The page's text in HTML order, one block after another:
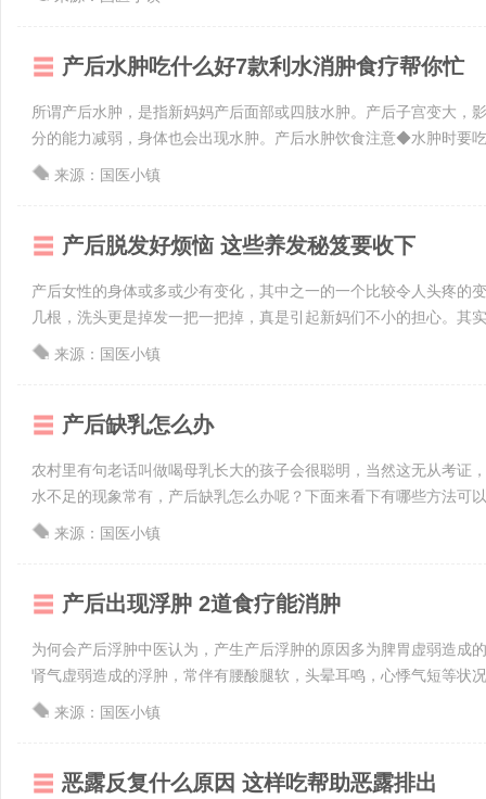
产后水肿吃什么好7款利水消肿食疗帮你忙
所谓产后水肿，是指新妈妈产后面部或四肢水肿。产后子宫变大
分的能力减弱，身体也会出现水肿。产后水肿饮食注意◆水肿时要
来源：国医小镇
产后脱发好烦恼 这些养发秘笈要收下
产后女性的身体或多或少有变化，其中之一的一个比较令人头疼的
几根，洗头更是掉发一把一把掉，真是引起新妈们不小的担心。其
来源：国医小镇
产后缺乳怎么办
农村里有句老话叫做喝母乳长大的孩子会很聪明，当然这无从考证
水不足的现象常有，产后缺乳怎么办呢？下面来看下有哪些方法可
来源：国医小镇
产后出现浮肿 2道食疗能消肿
为何会产后浮肿中医认为，产生产后浮肿的原因多为脾胃虚弱造成
肾气虚弱造成的浮肿，常伴有腰酸腿软，头晕耳鸣，心悸气短等状
来源：国医小镇
恶露反复什么原因 这样吃帮助恶露排出